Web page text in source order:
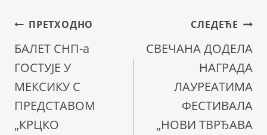
Кретање
чланка
ПРЕТХОДНО
БАЛЕТ СНП-a
ГОСТУЈЕ У
МЕКСИКУ С
ПРЕДСТАВОМ
„КРЦКО
СЛЕДЕЋЕ
СВЕЧАНA ДОДЕЛA
НАГРАДА
ЛАУРЕАТИМА
ФЕСТИВАЛА
„НОВИ ТВРЂАВА